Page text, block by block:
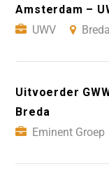
Amsterdam –
UWV
Breda
Uitvoerder
Breda
Eminent Groep